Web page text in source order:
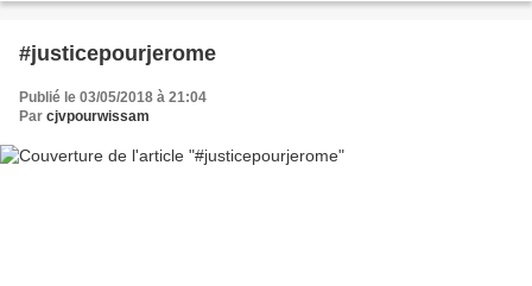
#justicepourjerome
Publié le 03/05/2018 à 21:04
Par cjvpourwissam